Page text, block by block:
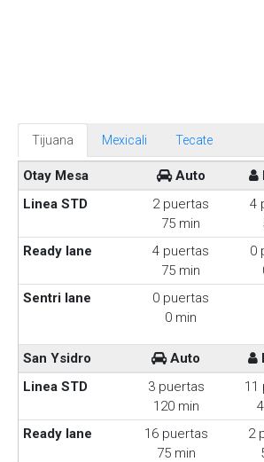
Tijuana Mexicali Tecate
Otay Mesa Auto
Linea STD
2 puertas
75 min
4
Ready lane
4 puertas
75 min
0
Sentri lane
0 puertas
0 min
San Ysidro Auto
Linea STD
3 puertas
120 min
11
Ready lane
16 puertas
75 min
2